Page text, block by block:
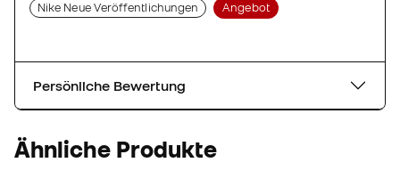
Nike Neue Veröffentlichungen Angebot
Persönliche Bewertung
Ähnliche Produkte